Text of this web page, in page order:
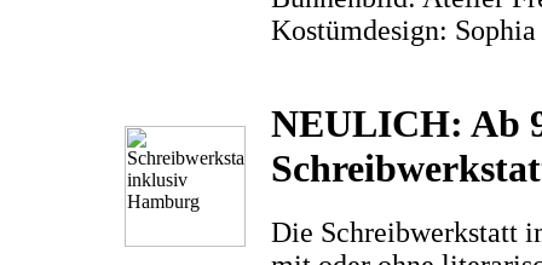
Kostümdesign:
NEULICH: Ab
Die Schreibwerkstatt